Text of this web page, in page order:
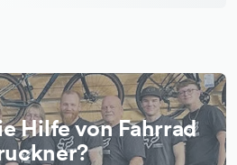
Hilfe von Fahrrad